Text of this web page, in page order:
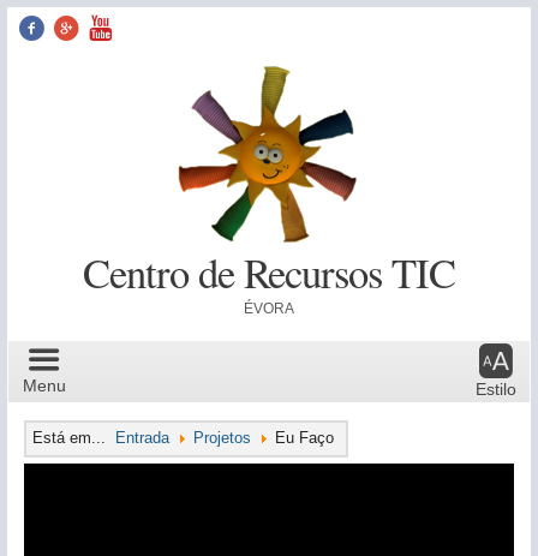
Facebook
Google+
Centro de Recursos TIC
ÉVORA
Menu Principal
Menu Estilo
Está em... Entrada Projetos Eu Faço